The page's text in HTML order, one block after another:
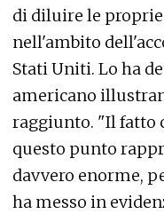
di diluire le
nell'ambito
Stati Uniti. Lo ha
americano
raggiunto. "Il fatto
questo punto
davvero enorme,
ha messo in